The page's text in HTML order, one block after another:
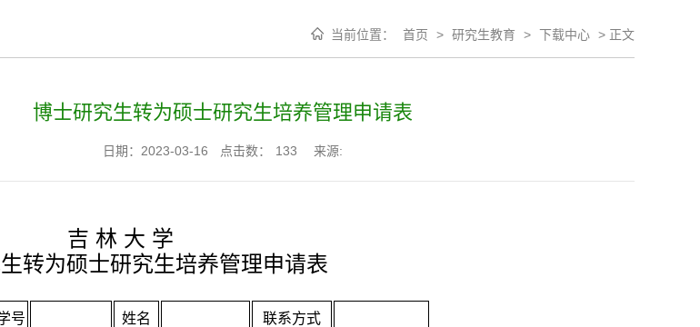
当前位置： 首页 > 研究生教育 > 下载中心 > 正文
博士研究生转为硕士研究生培养管理申请表
日期：2023-03-16 点击数： 133 来源:
吉 林 大 学
转为硕士研究生培养管理申请表
号 姓名 联系方式